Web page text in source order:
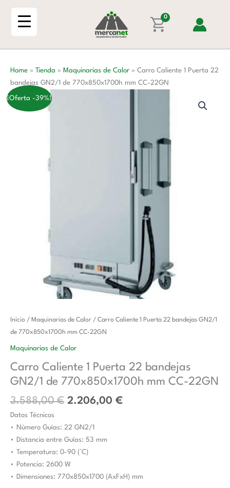
0
Home » Tienda » Maquinarias de Calor » Carro Caliente 1 Puerta 22
bandejas GN2/1 de 770x850x1700h mm CC-22GN
¡Oferta -39%!
Inicio / Maquinarias de Calor / Carro Caliente 1 Puerta 22 bandejas GN2/1
de 770x850x1700h mm CC-22GN
Maquinarias de Calor
Carro Caliente 1 Puerta 22 bandejas
GN2/1 de 770x850x1700h mm CC-22GN
3.588,00€
El
precio
original
3.588,00 €.
2.206,00 €
El
2.206,00 €.
Datos Técnicos
• Número Guías: 22 GN2/1
• Distancia entre Guías: 53 mm
• Temperatura: 0-90 (°C)
• Potencia: 2600 W
• Dimensiones: 770x850x1700 (AxFxH) mm
Carro
Caliente
1
22
bandejas
de
770x850x1700h
mm
CC-
22GN
cantidad
bandejas
GN2/1
770x850x1700h
mm
CC-
22GN